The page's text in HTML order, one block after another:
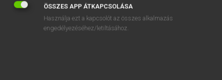
agricultural structure survey
agricultural walking tractor
ÖSSZES APP ÁTKAPCSOLÁSA
Használja ezt a kapcsolót az összes alkalmazás
engedélyezéséhez/letiltásához.